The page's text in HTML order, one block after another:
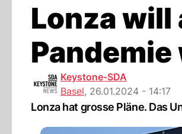
Lonza will
Keystone-SDA
Basel, 26.01.2024 - 14:17
Lonza hat grosse Pläne. Das